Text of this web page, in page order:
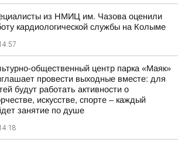
из НМИЦ им. Чазова оценили
кардиологической службы на Колыме
общественный центр парка «Маяк»
провести выходные вместе: для
будут работать активности о
искусстве, спорте – каждый
занятие по душе